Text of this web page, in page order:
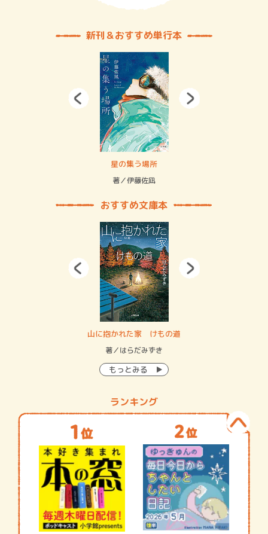
新刊＆おすすめ単行本
星の集う場所
著／伊藤佐凪
おすすめ文庫本
山に抱かれた家 けもの道
著／はらだみずき
もっとみる
ランキング